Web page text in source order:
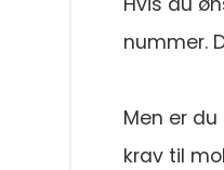
nummer.
Men er
krav til